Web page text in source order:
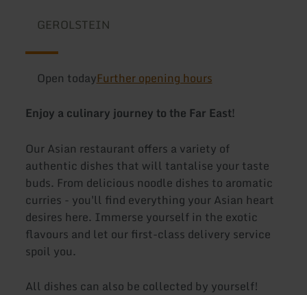
GEROLSTEIN
Open todayFurther opening hours
Enjoy a culinary journey to the Far East!
Our Asian restaurant offers a variety of
authentic dishes that will tantalise your taste
buds. From delicious noodle dishes to aromatic
curries - you'll find everything your Asian heart
desires here. Immerse yourself in the exotic
flavours and let our first-class delivery service
spoil you.
All dishes can also be collected by yourself!